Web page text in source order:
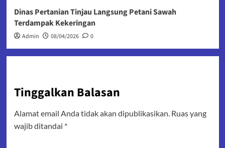
Dinas Pertanian Tinjau Langsung Petani Sawah
Terdampak Kekeringan
Admin 08/04/2026 0
Tinggalkan Balasan
Alamat email Anda tidak akan dipublikasikan. Ruas yang
wajib ditandai *